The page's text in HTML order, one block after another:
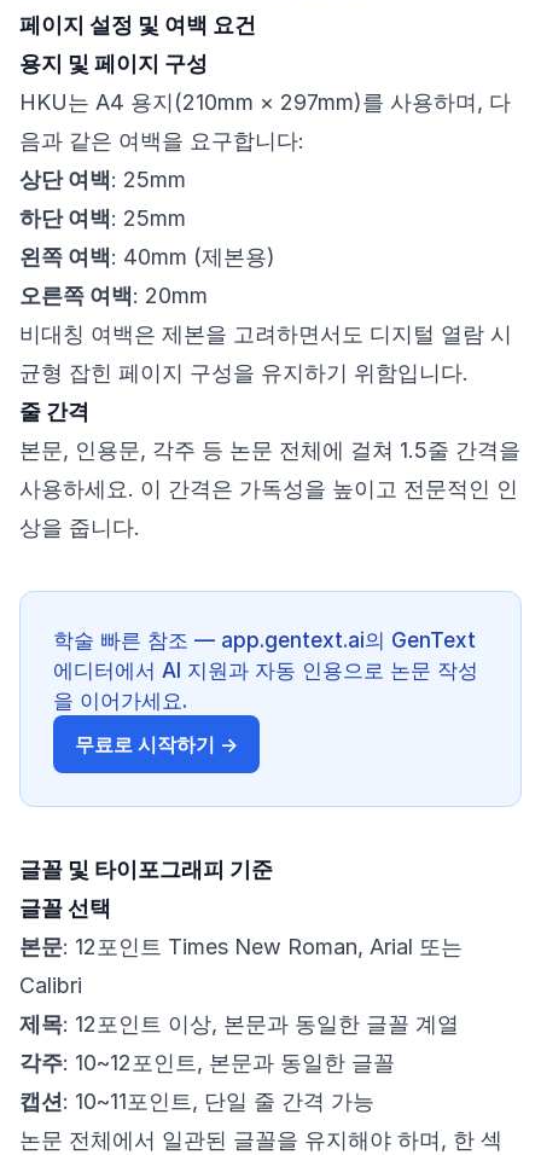
페이지 설정 및 여백 요건
용지 및 페이지 구성
HKU는 A4 용지(210mm × 297mm)를 사용하며, 다
음과 같은 여백을 요구합니다:
상단 여백: 25mm
하단 여백: 25mm
왼쪽 여백: 40mm (제본용)
오른쪽 여백: 20mm
비대칭 여백은 제본을 고려하면서도 디지털 열람 시
균형 잡힌 페이지 구성을 유지하기 위함입니다.
줄 간격
본문, 인용문, 각주 등 논문 전체에 걸쳐 1.5줄 간격을
사용하세요. 이 간격은 가독성을 높이고 전문적인 인
상을 줍니다.
학술 빠른 참조 — app.gentext.ai의 GenText
에디터에서 AI 지원과 자동 인용으로 논문 작성
을 이어가세요.
무료로 시작하기 →
글꼴 및 타이포그래피 기준
글꼴 선택
본문: 12포인트 Times New Roman, Arial 또는
Calibri
제목: 12포인트 이상, 본문과 동일한 글꼴 계열
각주: 10~12포인트, 본문과 동일한 글꼴
캡션: 10~11포인트, 단일 줄 간격 가능
논문 전체에서 일관된 글꼴을 유지해야 하며, 한 섹